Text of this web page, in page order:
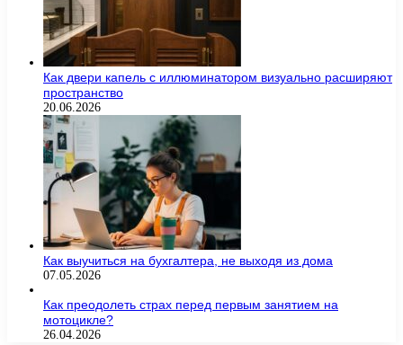
Как двери капель с иллюминатором визуально расширяют
пространство
20.06.2026
Как выучиться на бухгалтера, не выходя из дома
07.05.2026
Как преодолеть страх перед первым занятием на
мотоцикле?
26.04.2026